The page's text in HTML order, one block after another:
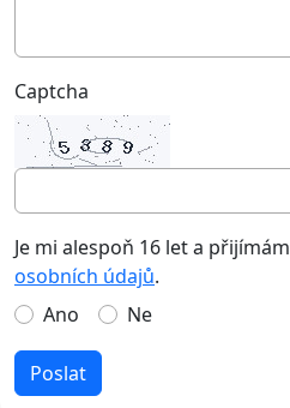
Captcha
Je mi alespoň 16 let a přijímám
osobních údajů.
Ano
Ne
Poslat